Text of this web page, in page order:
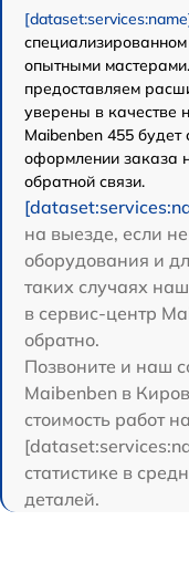
опытными
предоставляем
уверены в качестве
Maibenben 455
оформлении заказа
обратной связи.
на выезде, если
оборудования и
таких случаях
в сервис-центр
обратно.
Позвоните и наш
Maibenben в
стоимость работ
статистике в
деталей.